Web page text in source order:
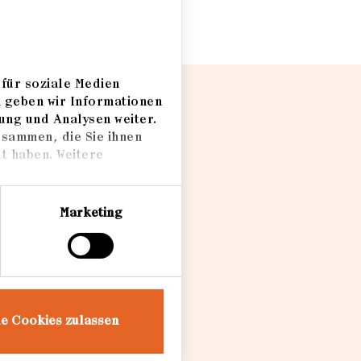
soziale Medien
geben wir Informationen
und Analysen weiter.
die Sie ihnen
haben. Weitere
Marketing
Cookies zulassen